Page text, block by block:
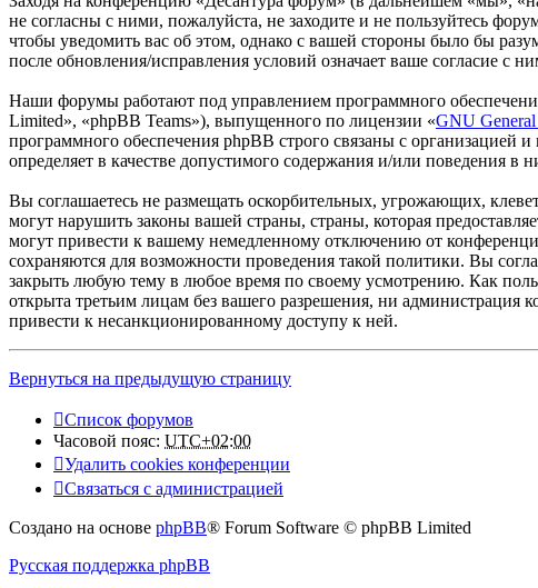
не согласны с ними, пожалуйста, не заходите и не пользуйтесь
чтобы уведомить вас об этом, однако с вашей стороны было бы
после обновления/исправления условий означает ваше согласие с
Наши форумы работают под управлением программного
Limited», «phpBB Teams»), выпущенного по лицензии «GNU
программного обеспечения phpBB строго связаны с организацией
определяет в качестве допустимого содержания и/или поведения
Вы соглашаетесь не размещать оскорбительных, угрожающих,
могут нарушить законы вашей страны, страны, которая
могут привести к вашему немедленному отключению от
сохраняются для возможности проведения такой политики. Вы
закрыть любую тему в любое время по своему усмотрению. Как
открыта третьим лицам без вашего разрешения, ни администрация
привести к несанкционированному доступу к ней.
Вернуться на предыдущую страницу
Список форумов
Часовой пояс: UTC+02:00
Удалить cookies конференции
Связаться с администрацией
Создано на основе phpBB® Forum Software © phpBB Limited
Русская поддержка phpBB